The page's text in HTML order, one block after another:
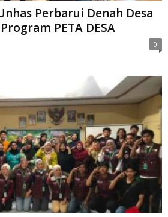
Perbarui Denah Desa
PETA DESA
0